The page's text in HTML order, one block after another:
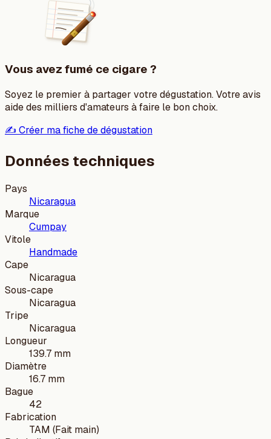
Vous avez fumé ce cigare ?
Soyez le premier à partager votre dégustation. Votre avis
aide des milliers d'amateurs à faire le bon choix.
✍️ Créer ma fiche de dégustation
Données techniques
Pays
Nicaragua
Marque
Cumpay
Vitole
Handmade
Cape
Nicaragua
Sous-cape
Nicaragua
Tripe
Nicaragua
Longueur
139.7 mm
Diamètre
16.7 mm
Bague
42
Fabrication
TAM (Fait main)